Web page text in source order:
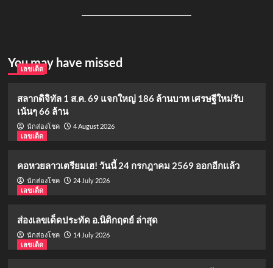
You may have missed
เลขเด็ด
สลากดิจิทัล 1 ส.ค. 69 แจกใหญ่ 186 ล้านบาท เศรษฐีใหม่รับ
เน้นๆ 66 ล้าน
นักส่องโชค
4 August 2026
เลขเด็ด
คอหวยลาวเตรียมเฮ! วันนี้ 24 กรกฎาคม 2569 ออกอีกแล้ว
นักส่องโชค
24 July 2026
เลขเด็ด
ส่องเลขเด็ดประทัด อ.นิติกฤตย์ ล่าสุด
นักส่องโชค
14 July 2026
เลขเด็ด